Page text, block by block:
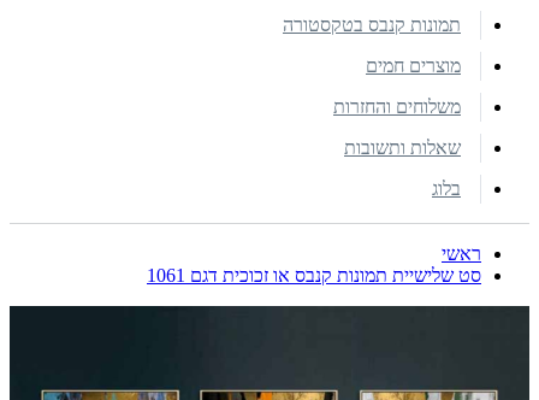
תמונות קנבס בטקסטורה
מוצרים חמים
משלוחים והחזרות
שאלות ותשובות
בלוג
ראשי
סט שלישיית תמונות קנבס או זכוכית דגם 1061